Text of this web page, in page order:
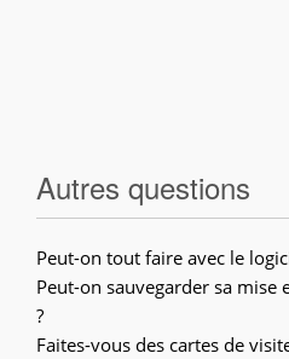
Autres questions
Peut-on tout faire avec le
Peut-on sauvegarder sa mise
?
Faites-vous des cartes de